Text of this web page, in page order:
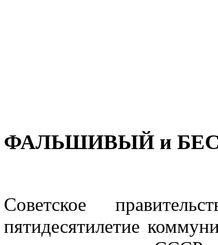
ФАЛЬШИВЫЙ и
Советское
пятидесятилетие